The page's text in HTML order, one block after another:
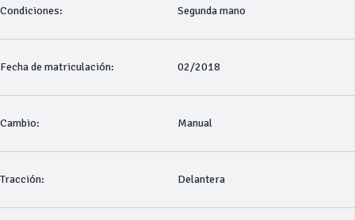
Condiciones: Segunda mano
Fecha de matriculación: 02/2018
Cambio: Manual
Tracción: Delantera